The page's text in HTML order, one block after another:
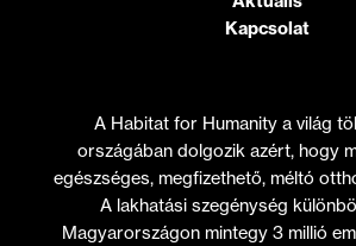
Kapcsolat
A Habitat for Humanity a világ
országában dolgozik azért, hogy
egészséges, megfizethető, méltó
A lakhatási szegénység
Magyarországon mintegy 3 millió